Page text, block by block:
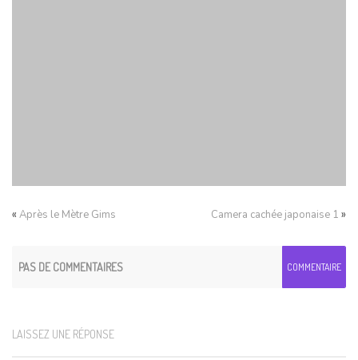
« Après le Mètre Gims Camera cachée japonaise 1 »
COMMENTAIRE
PAS DE COMMENTAIRES
LAISSEZ UNE RÉPONSE